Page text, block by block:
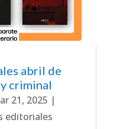
abril de
criminal
21, 2025 |
editoriales